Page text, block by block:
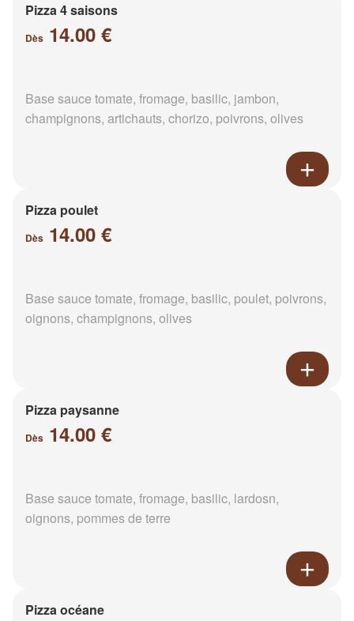
Pizza 4 saisons
Dès 14.00 €
Base sauce tomate, fromage, basilic, jambon,
champignons, artichauts, chorizo, poivrons, olives
Pizza poulet
Dès 14.00 €
Base sauce tomate, fromage, basilic, poulet, poivrons,
oignons, champignons, olives
Pizza paysanne
Dès 14.00 €
Base sauce tomate, fromage, basilic, lardosn,
oignons, pommes de terre
Pizza océane